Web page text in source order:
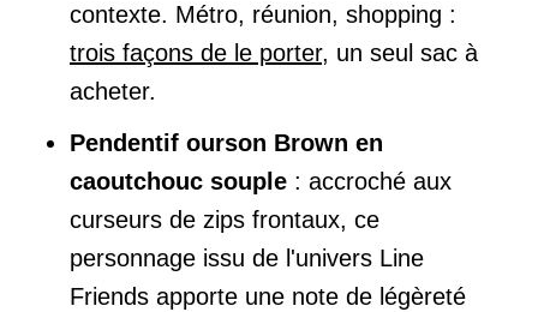
contexte. Métro, réunion, shopping :
trois façons de le porter, un seul sac à
acheter.
Pendentif ourson Brown en
caoutchouc souple : accroché aux
curseurs de zips frontaux, ce
personnage issu de l'univers Line
Friends apporte une note de légèreté